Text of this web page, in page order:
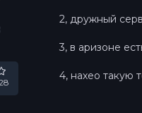
2, дружный
3, в аризоне
4, нахео такую